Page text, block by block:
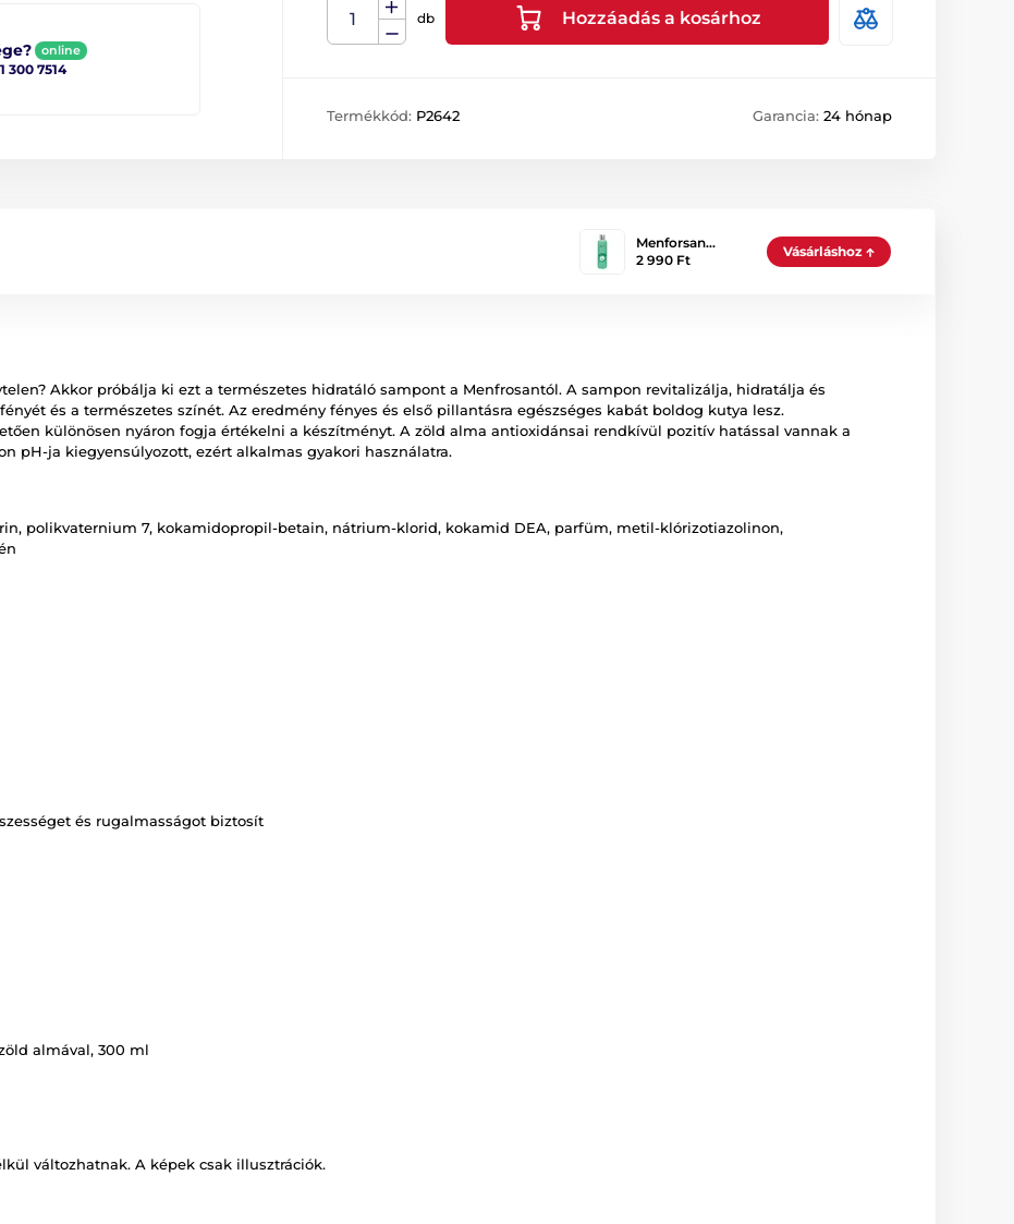
online
300 7514
db Hozzáadás a kosárhoz
Termékkód: P2642 Garancia: 24 hónap
Menforsan…
2 990 Ft
Vásárláshoz
Akkor próbálja ki ezt a természetes hidratáló sampont a Menfrosantól. A sampon revitalizálja, hidratálja és
és a természetes színét. Az eredmény fényes és első pillantásra egészséges kabát boldog kutya lesz.
különösen nyáron fogja értékelni a készítményt. A zöld alma antioxidánsai rendkívül pozitív hatással vannak a
pH-ja kiegyensúlyozott, ezért alkalmas gyakori használatra.
polikvaternium 7, kokamidopropil-betain, nátrium-klorid, kokamid DEA, parfüm, metil-klórizotiazolinon,
és rugalmasságot biztosít
almával, 300 ml
változhatnak. A képek csak illusztrációk.